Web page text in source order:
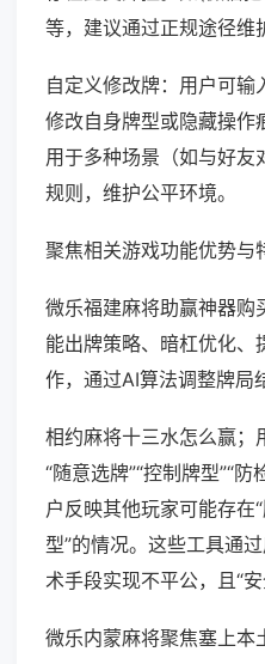
等，建议通过正规途径维
自定义修改牌：用户可输
修改自身牌型或隐藏操作
用于多种场景（如与好友
规则，维护公平环境。
聚焦相关游戏功能优势与
微乐福建麻将助赢神器购
能出牌策略、暗杠优化、
作，通过AI算法调整牌局
相约麻将十三水怎么赢；
“随意选牌”“控制牌型”“
户反映其他玩家可能存在
型”的情况。这些工具通
术手段实现不平公，且“安
微乐内蒙麻将聚焦塞上本